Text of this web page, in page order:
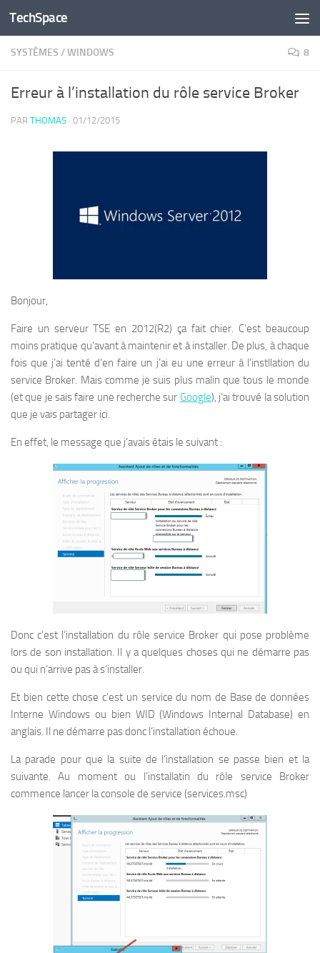
Skip to content
TechSpace
SYSTÈMES /WINDOWS 8
Erreur à l’installation du rôle service Broker
PAR THOMAS · 01/12/2015
Bonjour,
Faire un serveur TSE en 2012(R2) ça fait chier. C’est beaucoup
moins pratique qu’avant à maintenir et à installer. De plus, à chaque
fois que j’ai tenté d’en faire un j’ai eu une erreur à l’instllation du
service Broker. Mais comme je suis plus malin que tous le monde
(et que je sais faire une recherche sur Google), j’ai trouvé la solution
que je vais partager ici.
En effet, le message que j’avais étais le suivant :
Donc c’est l’installation du rôle service Broker qui pose problème
lors de son installation. Il y a quelques choses qui ne démarre pas
ou qui n’arrive pas à s’installer.
Et bien cette chose c’est un service du nom de Base de données
Interne Windows ou bien WID (Windows Internal Database) en
anglais. Il ne démarre pas donc l’installation échoue.
La parade pour que la suite de l’installation se passe bien et la
suivante. Au moment ou l’installatin du rôle service Broker
commence lancer la console de service (services.msc)